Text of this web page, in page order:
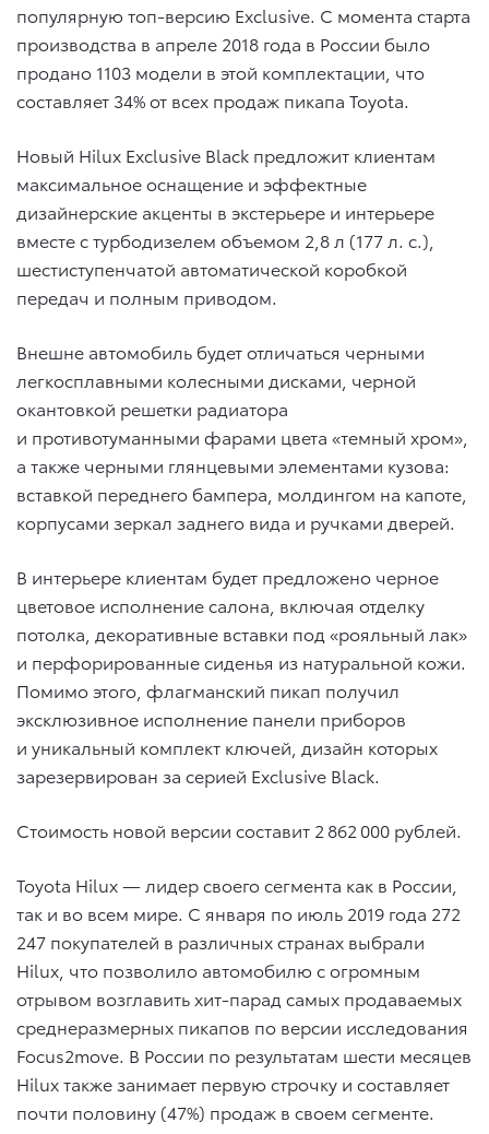
популярную топ-версию Exclusive. С момента старта
производства в апреле 2018 года в России было
продано 1103 модели в этой комплектации, что
составляет 34% от всех продаж пикапа Toyota.
Новый Hilux Exclusive Black предложит клиентам
максимальное оснащение и эффектные
дизайнерские акценты в экстерьере и интерьере
вместе с турбодизелем объемом 2,8 л (177 л. с.),
шестиступенчатой автоматической коробкой
передач и полным приводом.
Внешне автомобиль будет отличаться черными
легкосплавными колесными дисками, черной
окантовкой решетки радиатора
и противотуманными фарами цвета «темный хром»,
а также черными глянцевыми элементами кузова:
вставкой переднего бампера, молдингом на капоте,
корпусами зеркал заднего вида и ручками дверей.
В интерьере клиентам будет предложено черное
цветовое исполнение салона, включая отделку
потолка, декоративные вставки под «рояльный лак»
и перфорированные сиденья из натуральной кожи.
Помимо этого, флагманский пикап получил
эксклюзивное исполнение панели приборов
и уникальный комплект ключей, дизайн которых
зарезервирован за серией Exclusive Black.
Стоимость новой версии составит 2 862 000 рублей.
Toyota Hilux — лидер своего сегмента как в России,
так и во всем мире. С января по июль 2019 года 272
247 покупателей в различных странах выбрали
Hilux, что позволило автомобилю с огромным
отрывом возглавить хит-парад самых продаваемых
среднеразмерных пикапов по версии исследования
Focus2move. В России по результатам шести месяцев
Hilux также занимает первую строчку и составляет
почти половину (47%) продаж в своем сегменте.